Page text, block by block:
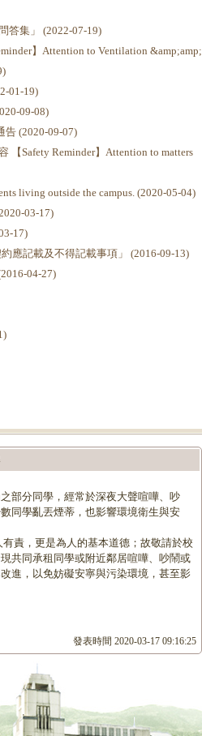
答集」 (2022-07-19)
】Attention to Ventilation &amp;amp;
01-19)
09-08)
告 (2020-09-07)
【Safety Reminder】Attention to matters
living outside the campus. (2020-05-04)
03-17)
17)
應記載及不得記載事項」 (2016-09-13)
04-27)
部分同學，經常於深夜大聲喧嘩、吵
同學亂丟煙蒂，也影響環境衛生與安
責，更是為人的基本道德；故敬請於校
共同承租同學或附近鄰居喧嘩、吵鬧或
進，以免妨礙安寧與污染環境，甚至影
發表時間 2020-03-17 09:16:25